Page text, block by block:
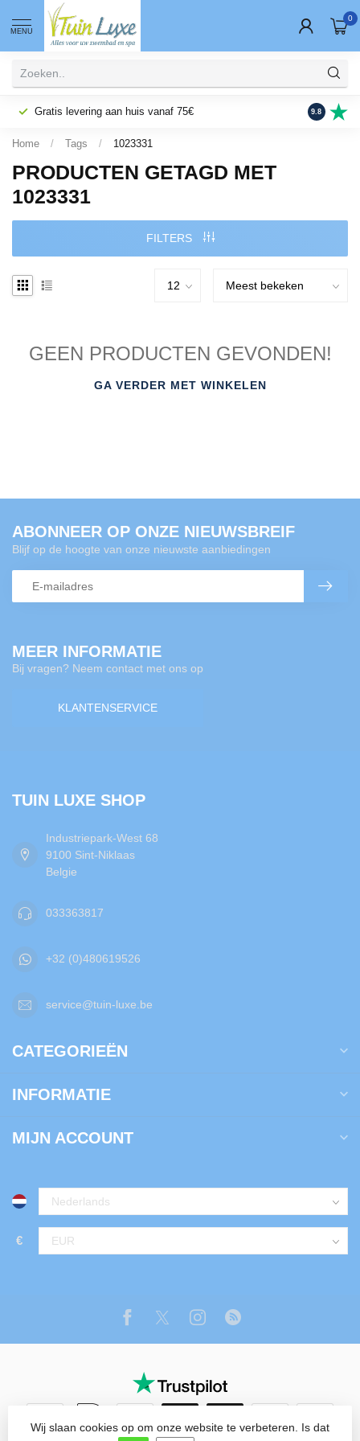
MENU
0
Gratis levering aan huis vanaf 75€ Fysieke
9.8
Home / Tags / 1023331
PRODUCTEN GETAGD MET
1023331
FILTERS
GEEN PRODUCTEN GEVONDEN!
GA VERDER MET WINKELEN
MEER INFORMATIE
Bij vragen? Neem contact met ons op
KLANTENSERVICE
ABONNEER OP ONZE NIEUWSBREIF
Blijf op de hoogte van onze nieuwste aanbiedingen
TUIN LUXE SHOP
Industriepark-West 68
9100 Sint-Niklaas
Belgie
033363817
+32 (0)480619526
service@tuin-luxe.be
CATEGORIEËN
INFORMATIE
MIJN ACCOUNT
€
Wij slaan cookies op om onze website te verbeteren. Is dat